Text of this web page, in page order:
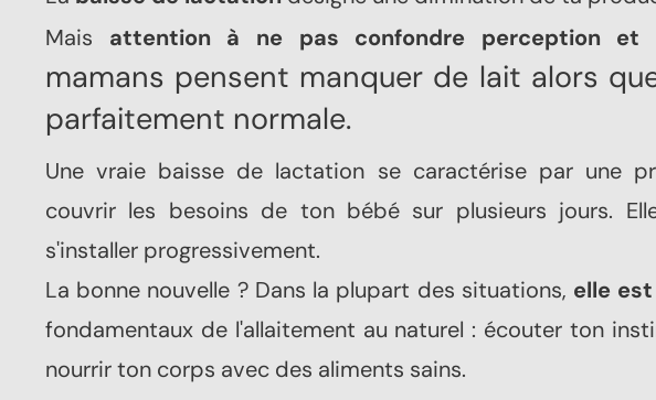
Mais attention à ne pas confondre perception et
mamans pensent manquer de lait alors
parfaitement normale.
Une vraie baisse de lactation se caractérise par une
couvrir les besoins de ton bébé sur plusieurs jours.
s'installer progressivement.
La bonne nouvelle ? Dans la plupart des situations, elle
fondamentaux de l'allaitement au naturel : écouter ton
nourrir ton corps avec des aliments sains.
C'est
quelques gouttes.